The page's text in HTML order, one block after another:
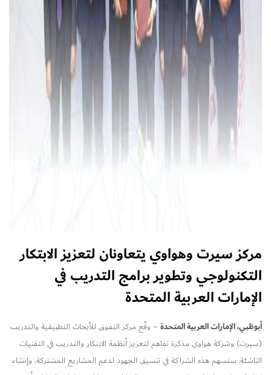
مركزسيرتوهواوي يتعاونان لتعزيز الابتكار
التكنولوجي وتطوير برامج التدريب في
الإمارات العربية المتحدة
أبوظبي، الإمارات العربية المتحدة– وقّع مركز التفوق للأبحاث التطبيقية والتدريب
(سيرت) وشركة هواوي مذكرة تفاهم لتعزيز أنظمة الابتكار والتدريب في التقنيات
الناشئة. ستسهم هذه الشراكة في تنسيق الجهود لدعم المشاريع المشتركة، وإنشاء